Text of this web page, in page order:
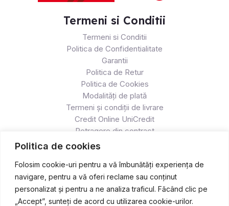
Politica de cookies
Folosim cookie-uri pentru a vă îmbunătăți experiența de
navigare, pentru a vă oferi reclame sau conținut
personalizat și pentru a ne analiza traficul. Făcând clic pe
„Accept”, sunteți de acord cu utilizarea cookie-urilor.
Termeni si Conditii
Termeni si Conditii
Politica de Confidentialitate
Garantii
Politica de Retur
Politica de Cookies
Modalități de plată
Termeni și condiții de livrare
Credit Online UniCredit
Retragere din contract